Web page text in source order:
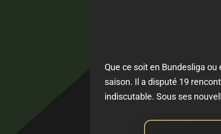
Que ce soit en Bundesliga
saison. Il a disputé 19
indiscutable. Sous ses